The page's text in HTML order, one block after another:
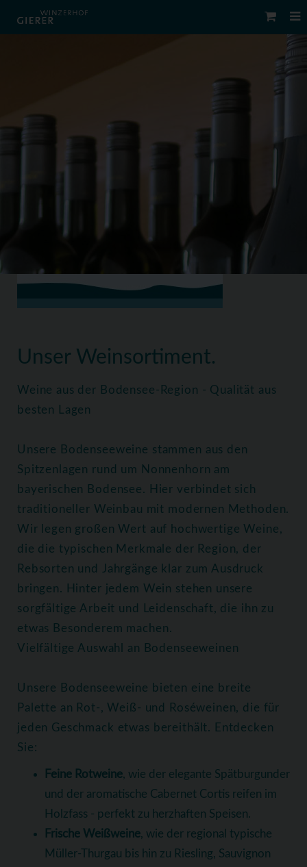
Unser Weinsortiment.
Weine aus der Bodensee-Region - Qualität aus
besten Lagen
Unsere Bodenseeweine stammen aus den
Spitzenlagen rund um Nonnenhorn am
bayerischen Bodensee. Hier verbindet sich
traditioneller Weinbau mit modernen Methoden.
Wir legen großen Wert auf hochwertige Weine,
die die typischen Merkmale der Region, der
Rebsorten und Jahrgänge klar zum Ausdruck
bringen. Hinter jedem Wein stehen unsere
sorgfältige Arbeit und Leidenschaft, die ihn zu
etwas Besonderem machen.
Vielfältige Auswahl an Bodenseeweinen
Unsere Bodenseeweine bieten eine breite
Palette an Rot-, Weiß- und Roséweinen, die für
jeden Geschmack etwas bereithält. Entdecken
Sie:
Feine Rotweine, wie der elegante Spätburgunder
und der aromatische Cabernet Cortis reifen im
Holzfass - perfekt zu herzhaften Speisen.
Frische Weißweine, wie der regional typische
Müller-Thurgau bis hin zu Riesling, Sauvignon